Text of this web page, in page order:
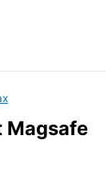
Magsafe